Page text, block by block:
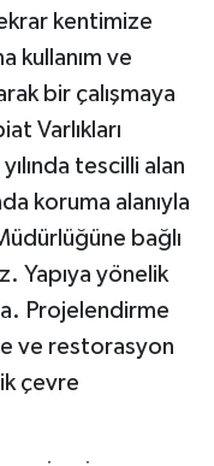
kentimize
kullanım ve
bir çalışmaya
Varlıkları
tescilli alan
koruma alanıyla
bağlı
Yapıya yönelik
Projelendirme
ve restorasyon
çevre